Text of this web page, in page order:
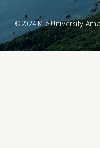
©2024 Mie University